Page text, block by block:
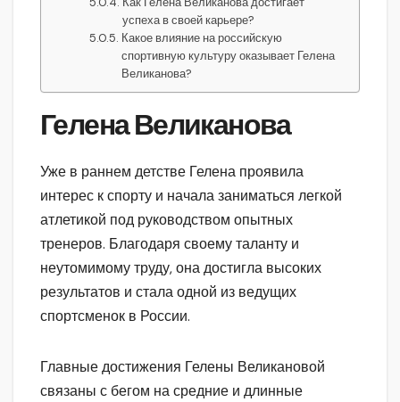
успеха в своей карьере?
Какое влияние на российскую
спортивную культуру оказывает Гелена
Великанова?
Гелена Великанова
Уже в раннем детстве Гелена проявила
интерес к спорту и начала заниматься легкой
атлетикой под руководством опытных
тренеров. Благодаря своему таланту и
неутомимому труду, она достигла высоких
результатов и стала одной из ведущих
спортсменок в России.
Главные достижения Гелены Великановой
связаны с бегом на средние и длинные